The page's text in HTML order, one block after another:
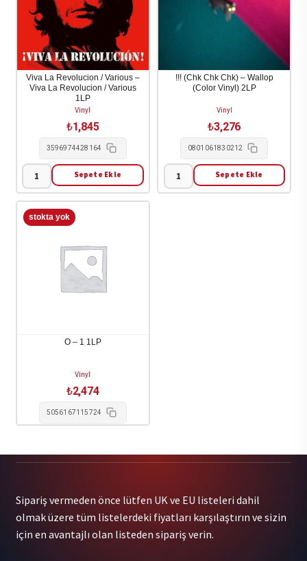
Viva La Revolucion / Various –
Viva La Revolucion / Various
1LP
Vinyl
₺1,845
3596974428164
Viva
La
Revolucion
Sepete Ekle
!!! (Chk Chk Chk) – Wallop
(Color Vinyl) 2LP
Vinyl
₺3,276
0801061830212
!!!
Sepete Ekle
O – 1 1LP
Vinyl
₺2,474
5056167115724
Sipariş vermeden önce lütfen UK ve EU listeleri dahil
olmak üzere tüm listelerdeki fiyatları karşılaştırın ve sizin
için en avantajlı olan listeden sipariş verin.